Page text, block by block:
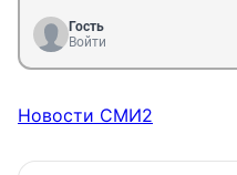
Гость
Войти
Новости СМИ2